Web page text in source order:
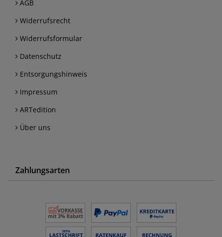
AGB
Widerrufsrecht
Widerrufsformular
Datenschutz
Entsorgungshinweis
Impressum
ARTedition
Über uns
Zahlungsarten